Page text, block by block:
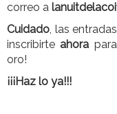
correo a
Cuidado, las
inscribirte ahora
oro!
¡¡¡Haz lo ya!!!